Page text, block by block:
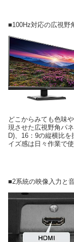
■100Hz対応の広視野
どこからみても色味
現させた広視野角パ
D)、16：9の縦横比
イズ感は日々作業で
■2系統の映像入力と